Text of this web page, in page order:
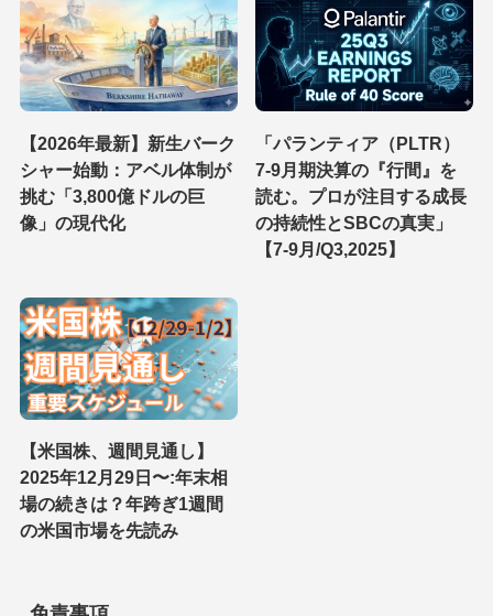
【2026年最新】新生バーク
シャー始動：アベル体制が
挑む「3,800億ドルの巨
像」の現代化
「パランティア（PLTR）
7-9月期決算の『行間』を
読む。プロが注目する成長
の持続性とSBCの真実」
【7-9月/Q3,2025】
【米国株、週間見通し】
2025年12月29日〜:年末相
場の続きは？年跨ぎ1週間
の米国市場を先読み